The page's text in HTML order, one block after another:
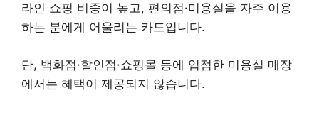
라인 쇼핑 비중이 높고, 편의점·미용실을 자주 이용
하는 분에게 어울리는 카드입니다.
단, 백화점·할인점·쇼핑몰 등에 입점한 미용실 매장
에서는 혜택이 제공되지 않습니다.